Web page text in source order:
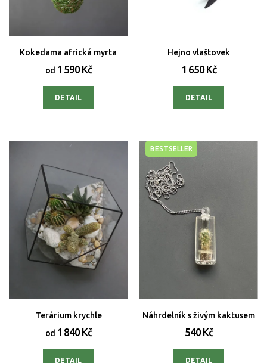
Kokedama africká myrta
od1 590 Kč
DETAIL
Hejno vlaštovek
1 650 Kč
DETAIL
Terárium krychle
od1 840 Kč
DETAIL
BESTSELLER
Náhrdelník s živým kaktusem
540 Kč
DETAIL